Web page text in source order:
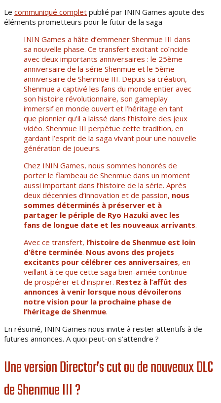
Le communiqué complet publié par ININ Games ajoute des
éléments prometteurs pour le futur de la saga
ININ Games a hâte d’emmener Shenmue III dans
sa nouvelle phase. Ce transfert excitant coïncide
avec deux importants anniversaires : le 25ème
anniversaire de la série Shenmue et le 5ème
anniversaire de Shenmue III. Depuis sa création,
Shenmue a captivé les fans du monde entier avec
son histoire révolutionnaire, son gameplay
immersif en monde ouvert et l’héritage en tant
que pionnier qu’il a laissé dans l’histoire des jeux
vidéo. Shenmue III perpétue cette tradition, en
gardant l’esprit de la saga vivant pour une nouvelle
génération de joueurs.
Chez ININ Games, nous sommes honorés de
porter le flambeau de Shenmue dans un moment
aussi important dans l’histoire de la série. Après
deux décennies d’innovation et de passion, nous
sommes déterminés à préserver et à
partager le périple de Ryo Hazuki avec les
fans de longue date et les nouveaux arrivants.
Avec ce transfert, l’histoire de Shenmue est loin
d’être terminée. Nous avons des projets
excitants pour célébrer ces anniversaires, en
veillant à ce que cette saga bien-aimée continue
de prospérer et d’inspirer. Restez à l’affût des
annonces à venir lorsque nous dévoilerons
notre vision pour la prochaine phase de
l’héritage de Shenmue.
En résumé, ININ Games nous invite à rester attentifs à de
futures annonces. A quoi peut-on s’attendre ?
Une version Director’s cut ou de nouveaux DLC
de Shenmue III ?